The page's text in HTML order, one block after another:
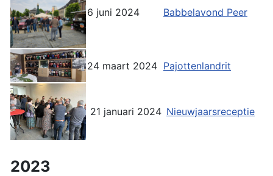
6 juni 2024 Babbelavond Peer
24 maart 2024 Pajottenlandrit
21 januari 2024 Nieuwjaarsreceptie
2023